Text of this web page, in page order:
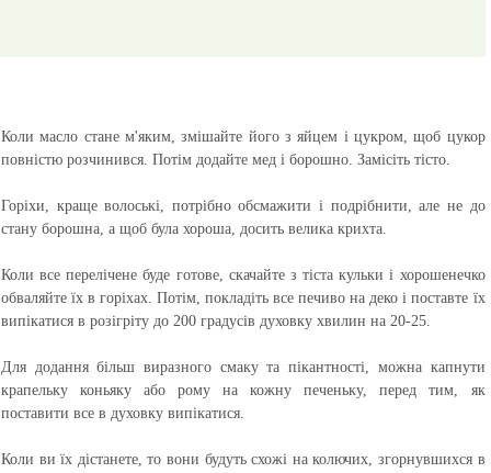
Коли масло стане м'яким, змішайте його з яйцем і цукром, щоб цукор
повністю розчинився. Потім додайте мед і борошно. Замісіть тісто.
Горіхи, краще волоські, потрібно обсмажити і подрібнити, але не до
стану борошна, а щоб була хороша, досить велика крихта.
Коли все перелічене буде готове, скачайте з тіста кульки і хорошенечко
обваляйте їх в горіхах. Потім, покладіть все печиво на деко і поставте їх
випікатися в розігріту до 200 градусів духовку хвилин на 20-25.
Для додання більш виразного смаку та пікантності, можна капнути
крапельку коньяку або рому на кожну печеньку, перед тим, як
поставити все в духовку випікатися.
Коли ви їх дістанете, то вони будуть схожі на колючих, згорнувшихся в